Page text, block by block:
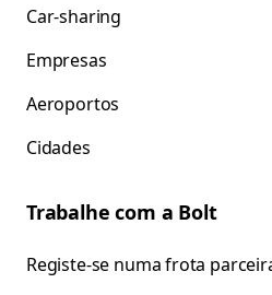
Car-sharing
Empresas
Aeroportos
Cidades
Trabalhe com a Bolt
Registe-se numa frota